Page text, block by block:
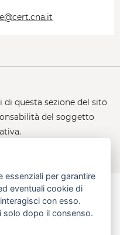
questa sezione del sito
del soggetto
consultare la
online
essenziali per garantire
eventuali cookie di
con esso.
solo dopo il consenso.